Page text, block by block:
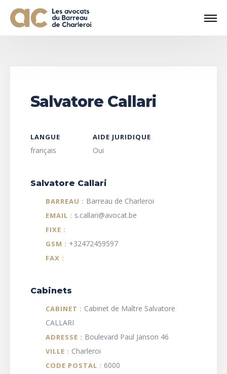
Salvatore Callari
LANGUE
français
AIDE JURIDIQUE
Oui
Salvatore Callari
BARREAU : Barreau de Charleroi
EMAIL : s.callari@avocat.be
FIXE :
GSM : +32472459597
FAX :
Cabinets
CABINET : Cabinet de Maître Salvatore
CALLARI
ADRESSE : Boulevard Paul Janson 46
VILLE : Charleroi
CODE POSTAL : 6000